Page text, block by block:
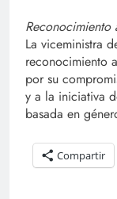
Reconocimiento
La viceministra
reconocimiento
por su
y a la iniciativa
basada en
Compartir